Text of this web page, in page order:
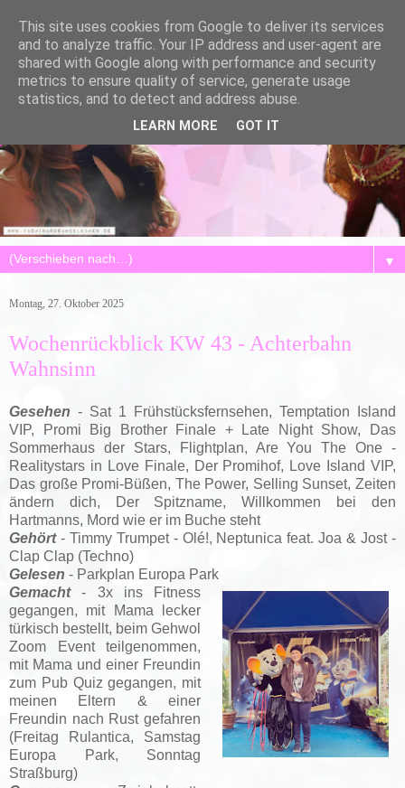
▼
Montag, 27. Oktober 2025
Wochenrückblick KW 43 - Achterbahn
Wahnsinn
Gesehen - Sat 1 Frühstücksfernsehen, Temptation Island
VIP, Promi Big Brother Finale + Late Night Show, Das
Sommerhaus der Stars, Flightplan, Are You The One -
Realitystars in Love Finale, Der Promihof, Love Island VIP,
Das große Promi-Büßen, The Power, Selling Sunset, Zeiten
ändern dich, Der Spitzname, Willkommen bei den
Hartmanns, Mord wie er im Buche steht
Gehört- Timmy Trumpet - Olé!, Neptunica feat. Joa & Jost -
Clap Clap (Techno)
Gelesen - Parkplan Europa Park
Gemacht- 3x ins Fitness
gegangen, mit Mama lecker
türkisch bestellt, beim Gehwol
Zoom Event teilgenommen,
mit Mama und einer Freundin
zum Pub Quiz gegangen, mit
meinen Eltern & einer
Freundin nach Rust gefahren
(Freitag Rulantica, Samstag
Europa Park, Sonntag
Straßburg)
This site uses cookies from Google to deliver its services
and to analyze traffic. Your IP address and user-agent are
shared with Google along with performance and security
metrics to ensure quality of service, generate usage
statistics, and to detect and address abuse.
LEARN MORE GOT IT